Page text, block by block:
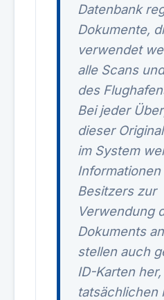
Datenbank
Dokumente,
verwendet
alle Scans
des
Bei jeder
dieser
im System
Informationen
Besitzers zur
Verwendung
Dokuments
stellen auch
ID-Karten
tatsächlichen